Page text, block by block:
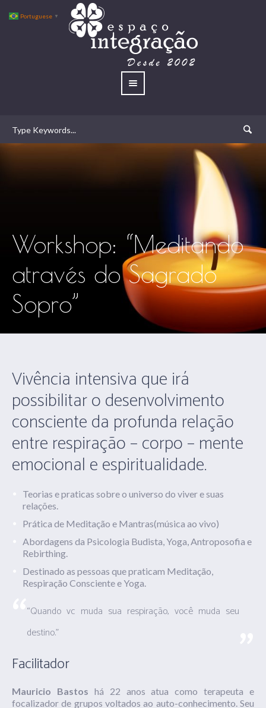
Workshop: “Meditando
através do Sagrado
Sopro”
Vivência intensiva que irá
possibilitar o desenvolvimento
consciente da profunda relação
entre respiração – corpo – mente
emocional e espiritualidade.
Teorias e praticas sobre o universo do viver e suas
relações.
Prática de Meditação e Mantras(música ao vivo)
Abordagens da Psicologia Budista, Yoga, Antroposofia e
Rebirthing.
Destinado as pessoas que praticam Meditação,
Respiração Consciente e Yoga.
“Quando vc muda sua respiração, você muda seu
destino.”
Facilitador
Mauricio Bastos há 22 anos atua como terapeuta e
focalizador de grupos voltados ao auto-conhecimento. Seu
Portuguese ▼